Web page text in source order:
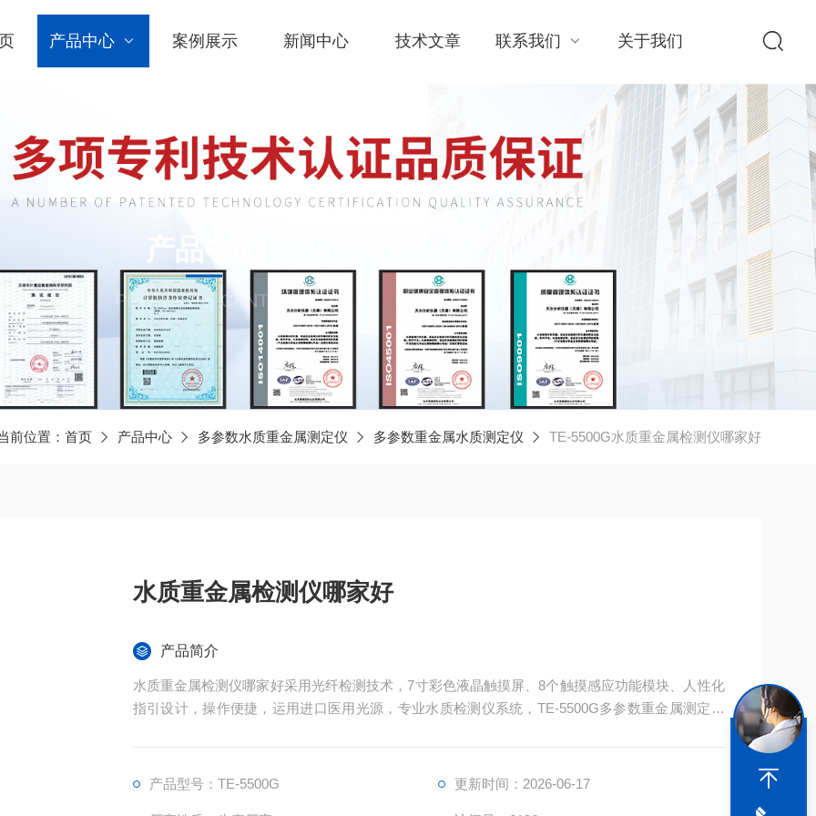
产品中心 案例展示 新闻中心 技术文章 联系我们 关于我们
产品中心
PRODUCTS CENTER
前位置： 首页 产品中心 多参数水质重金属测定仪 多参数重金属水质测定仪 TE-5500G水质重金属检测仪哪家好
水质重金属检测仪哪家好
产品简介
水质重金属检测仪哪家好采用光纤检测技术，7寸彩色液晶触摸屏、8个触摸感应功能模块、人性化
指引设计，操作便捷，运用进口医用光源，专业水质检测仪系统，TE-5500G多参数重金属测定仪
产品型号：TE-5500G
更新时间：2026-06-17